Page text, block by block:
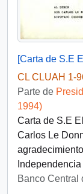
CL CLUAH 1-
Parte de
1994)
Carta de S.E
Carlos Le
Banco Central